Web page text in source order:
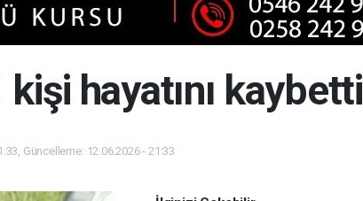
hayatını kaybetti
Güncelleme: 12.06.2026 - 21:33